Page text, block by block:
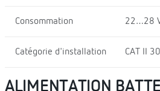
Consommation 22…28
Catégorie d'installation CAT II
ALIMENTATION